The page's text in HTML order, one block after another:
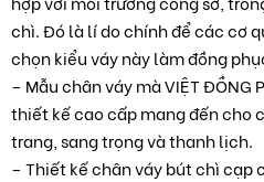
chì. Đó là lí do chính để các cơ
chọn kiểu váy này làm đồng
– Mẫu chân váy mà VIỆT ĐỒNG
thiết kế cao cấp mang đến cho
trang, sang trọng và thanh lịch.
– Thiết kế chân váy bút chì cạp